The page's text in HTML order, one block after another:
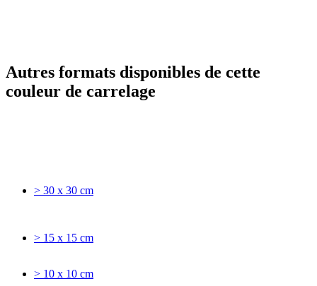
Autres formats disponibles de cette
couleur de carrelage
> 30 x 30 cm
> 15 x 15 cm
> 10 x 10 cm